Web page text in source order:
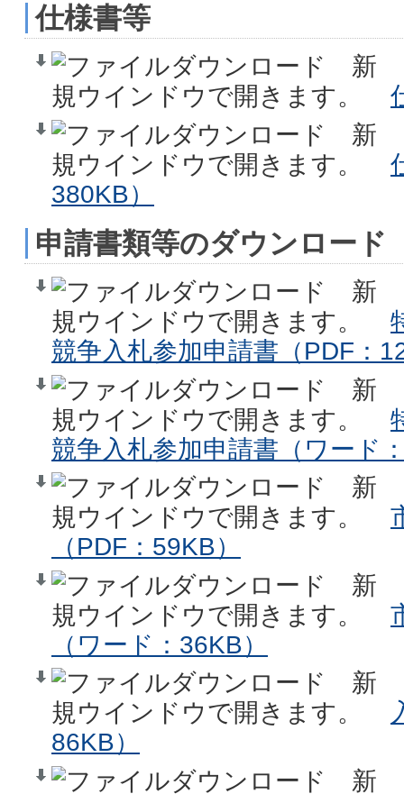
仕様書等
380KB）
申請書類等のダウンロード
競争入札参加申請書（PDF：
競争入札参加申請書（ワード
（PDF：59KB）
（ワード：36KB）
86KB）